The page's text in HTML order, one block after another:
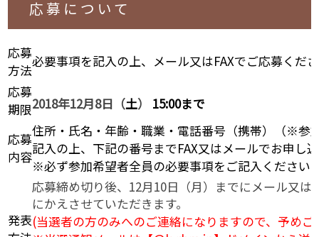
応募について
応募
方法
必要事項を記入の上、メール又はFAXでご応募くだ
応募
期限2018年12月8日（土） 15:00まで
応募
内容
住所・氏名・年齢・職業・電話番号（携帯）（※参
記入の上、下記の番号までFAX又はメールでお申し
※必ず参加希望者全員の必要事項をご記入ください
発表
応募締め切り後、12月10日（月）までにメール又は
にかえさせていただきます。
(当選者の方のみへのご連絡になりますので、予め